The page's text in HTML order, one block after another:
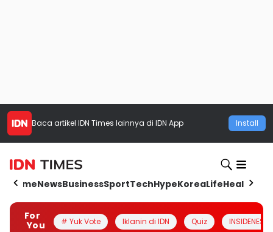
Baca artikel IDN Times lainnya di IDN App Install
HomeNewsBusinessSportTechHypeKoreaLifeHealth
For
You
# Yuk Vote Iklanin di IDN Quiz INSIDENESIA